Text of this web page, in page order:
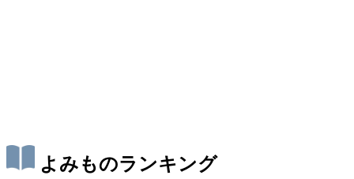
よみものランキング